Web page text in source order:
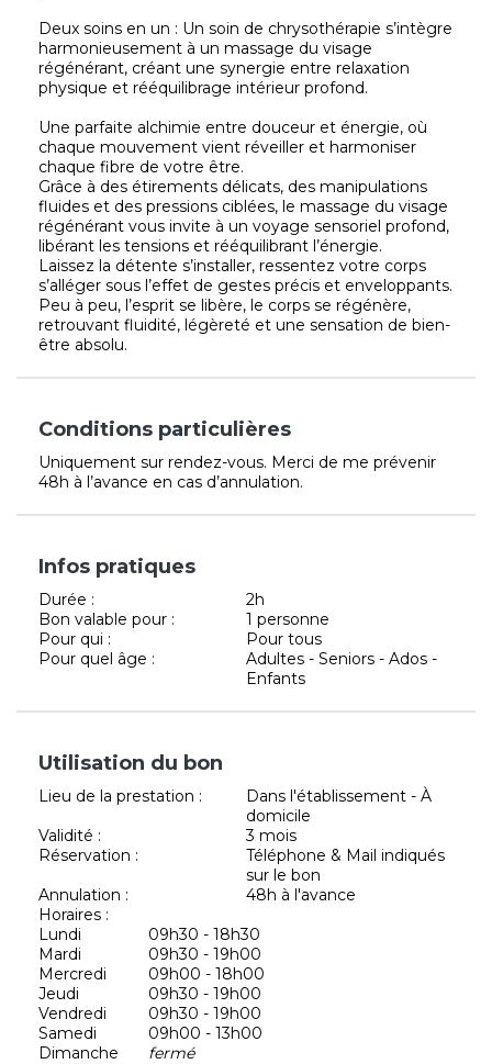
Deux soins en un : Un soin de chrysothérapie s’intègre
harmonieusement à un massage du visage
régénérant, créant une synergie entre relaxation
physique et rééquilibrage intérieur profond.
Une parfaite alchimie entre douceur et énergie, où
chaque mouvement vient réveiller et harmoniser
chaque fibre de votre être.
Grâce à des étirements délicats, des manipulations
fluides et des pressions ciblées, le massage du visage
régénérant vous invite à un voyage sensoriel profond,
libérant les tensions et rééquilibrant l’énergie.
Laissez la détente s’installer, ressentez votre corps
s’alléger sous l’effet de gestes précis et enveloppants.
Peu à peu, l’esprit se libère, le corps se régénère,
retrouvant fluidité, légèreté et une sensation de bien-
être absolu.
Conditions particulières
Uniquement sur rendez-vous. Merci de me prévenir
48h à l’avance en cas d’annulation.
Infos pratiques
Durée :
2h
Bon valable pour :
1 personne
Pour qui :
Pour tous
Pour quel âge :
Adultes - Seniors - Ados -
Enfants
Utilisation du bon
Lieu de la prestation :
Dans l'établissement - À
domicile
Validité :
3 mois
Réservation :
Téléphone & Mail indiqués
sur le bon
Annulation :
48h à l'avance
Horaires :
Lundi
09h30 - 18h30
Mardi
09h30 - 19h00
Mercredi
09h00 - 18h00
Jeudi
09h30 - 19h00
Vendredi
09h30 - 19h00
Samedi
09h00 - 13h00
Dimanche
fermé